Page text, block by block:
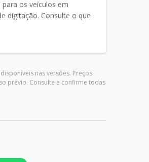
os veículos em
digitação. Consulte o que
nas versões. Preços
prévio. Consulte e confirme todas